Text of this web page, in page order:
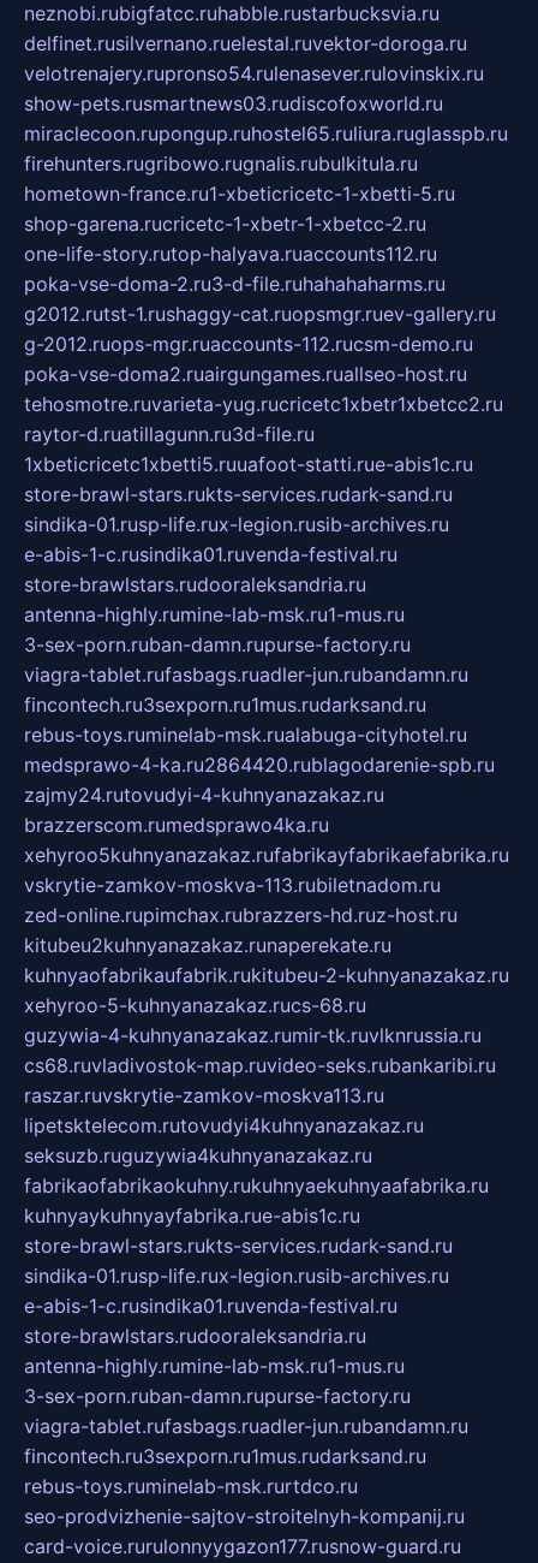
neznobi.rubigfatcc.ruhabble.rustarbucksvia.ru
delfinet.rusilvernano.ruelestal.ruvektor-doroga.ru
velotrenajery.rupronso54.rulenasever.rulovinskix.ru
show-pets.rusmartnews03.rudiscofoxworld.ru
miraclecoon.rupongup.ruhostel65.ruliura.ruglasspb.ru
firehunters.rugribowo.rugnalis.rubulkitula.ru
hometown-france.ru1-xbeticricetc-1-xbetti-5.ru
shop-garena.rucricetc-1-xbetr-1-xbetcc-2.ru
one-life-story.rutop-halyava.ruaccounts112.ru
poka-vse-doma-2.ru3-d-file.ruhahahaharms.ru
g2012.rutst-1.rushaggy-cat.ruopsmgr.ruev-gallery.ru
g-2012.ruops-mgr.ruaccounts-112.rucsm-demo.ru
poka-vse-doma2.ruairgungames.ruallseo-host.ru
tehosmotre.ruvarieta-yug.rucricetc1xbetr1xbetcc2.ru
raytor-d.ruatillagunn.ru3d-file.ru
1xbeticricetc1xbetti5.ruuafoot-statti.rue-abis1c.ru
store-brawl-stars.rukts-services.rudark-sand.ru
sindika-01.rusp-life.rux-legion.rusib-archives.ru
e-abis-1-c.rusindika01.ruvenda-festival.ru
store-brawlstars.rudooraleksandria.ru
antenna-highly.rumine-lab-msk.ru1-mus.ru
3-sex-porn.ruban-damn.rupurse-factory.ru
viagra-tablet.rufasbags.ruadler-jun.rubandamn.ru
fincontech.ru3sexporn.ru1mus.rudarksand.ru
rebus-toys.ruminelab-msk.rualabuga-cityhotel.ru
medsprawo-4-ka.ru2864420.rublagodarenie-spb.ru
zajmy24.rutovudyi-4-kuhnyanazakaz.ru
brazzerscom.rumedsprawo4ka.ru
xehyroo5kuhnyanazakaz.rufabrikayfabrikaefabrika.ru
vskrytie-zamkov-moskva-113.rubiletnadom.ru
zed-online.rupimchax.rubrazzers-hd.ruz-host.ru
kitubeu2kuhnyanazakaz.runaperekate.ru
kuhnyaofabrikaufabrik.rukitubeu-2-kuhnyanazakaz.ru
xehyroo-5-kuhnyanazakaz.rucs-68.ru
guzywia-4-kuhnyanazakaz.rumir-tk.ruvlknrussia.ru
cs68.ruvladivostok-map.ruvideo-seks.rubankaribi.ru
raszar.ruvskrytie-zamkov-moskva113.ru
lipetsktelecom.rutovudyi4kuhnyanazakaz.ru
seksuzb.ruguzywia4kuhnyanazakaz.ru
fabrikaofabrikaokuhny.rukuhnyaekuhnyaafabrika.ru
kuhnyaykuhnyayfabrika.rue-abis1c.ru
store-brawl-stars.rukts-services.rudark-sand.ru
sindika-01.rusp-life.rux-legion.rusib-archives.ru
e-abis-1-c.rusindika01.ruvenda-festival.ru
store-brawlstars.rudooraleksandria.ru
antenna-highly.rumine-lab-msk.ru1-mus.ru
3-sex-porn.ruban-damn.rupurse-factory.ru
viagra-tablet.rufasbags.ruadler-jun.rubandamn.ru
fincontech.ru3sexporn.ru1mus.rudarksand.ru
rebus-toys.ruminelab-msk.rurtdco.ru
seo-prodvizhenie-sajtov-stroitelnyh-kompanij.ru
card-voice.rurulonnyygazon177.rusnow-guard.ru